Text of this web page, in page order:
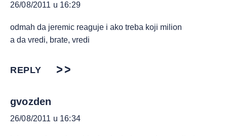
26/08/2011 u 16:29
odmah da jeremic reaguje i ako treba koji milion
a da vredi, brate, vredi
REPLY
gvozden
26/08/2011 u 16:34